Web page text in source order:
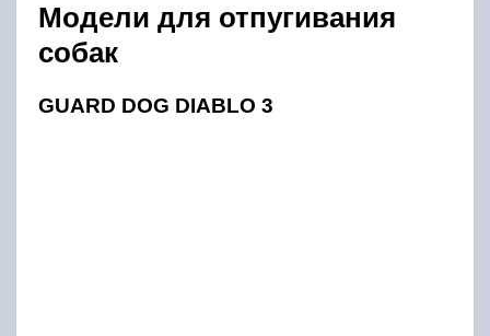
Модели для отпугивания
собак
GUARD DOG DIABLO 3